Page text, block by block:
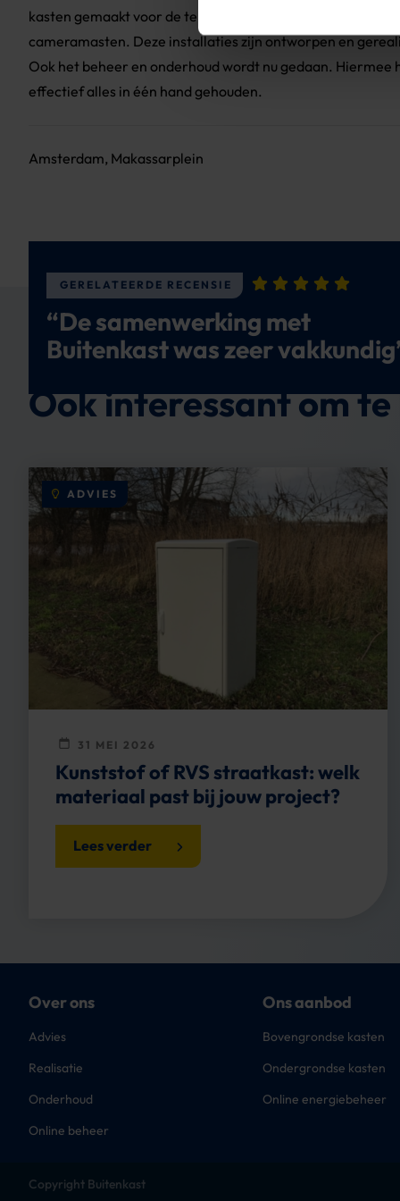
kasten gemaakt voor de terreinverlichting, voeding van
cameramasten. Deze installaties zijn ontworpen en
Ook het beheer en onderhoud wordt nu gedaan. Hiermee
effectief alles in één hand gehouden.
Amsterdam, Makassarplein
“De samenwerking met
Buitenkast was zeer
GERELATEERDE RECENSIE
Ook interessant om te
Kunststof of RVS straatkast: welk
materiaal past bij jouw project?
31 MEI 2026
Lees verder
ADVIES
Over ons
Advies
Realisatie
Onderhoud
Online beheer
Ons aanbod
Bovengrondse kasten
Ondergrondse kasten
Online energiebeheer
Copyright Buitenkast